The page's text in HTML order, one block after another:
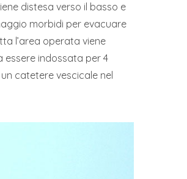
distesa verso il basso e
morbidi per evacuare
l’area operata viene
indossata per 4
catetere vescicale nel